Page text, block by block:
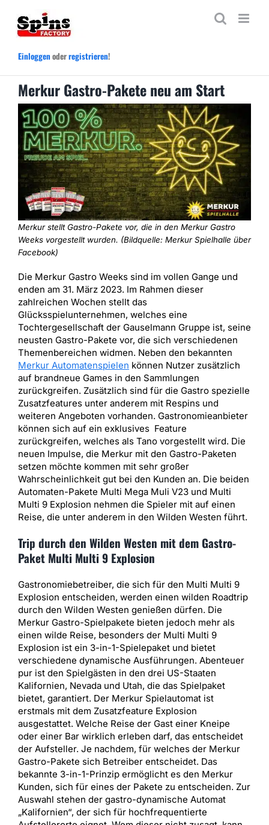
Inhalt
springen
Einloggenoderregistrieren!
Merkur Gastro-Pakete neu am Start
Merkur stellt Gastro-Pakete vor, die in den Merkur Gastro
Weeks vorgestellt wurden. (Bildquelle: Merkur Spielhalle über
Facebook)
Die Merkur Gastro Weeks sind im vollen Gange und
enden am 31. März 2023. Im Rahmen dieser
zahlreichen Wochen stellt das
Glücksspielunternehmen, welches eine
Tochtergesellschaft der Gauselmann Gruppe ist, seine
neusten Gastro-Pakete vor, die sich verschiedenen
Themenbereichen widmen. Neben den bekannten
Merkur Automatenspielen können Nutzer zusätzlich
auf brandneue Games in den Sammlungen
zurückgreifen. Zusätzlich sind für die Gastro spezielle
Zusatzfeatures unter anderem mit Respins und
weiteren Angeboten vorhanden. Gastronomieanbieter
können sich auf ein exklusives Feature
zurückgreifen, welches als Tano vorgestellt wird. Die
neuen Impulse, die Merkur mit den Gastro-Paketen
setzen möchte kommen mit sehr großer
Wahrscheinlichkeit gut bei den Kunden an. Die beiden
Automaten-Pakete Multi Mega Muli V23 und Multi
Multi 9 Explosion nehmen die Spieler mit auf einen
Reise, die unter anderem in den Wilden Westen führt.
Trip durch den Wilden Westen mit dem Gastro-
Paket Multi Multi 9 Explosion
Gastronomiebetreiber, die sich für den Multi Multi 9
Explosion entscheiden, werden einen wilden Roadtrip
durch den Wilden Westen genießen dürfen. Die
Merkur Gastro-Spielpakete bieten jedoch mehr als
einen wilde Reise, besonders der Multi Multi 9
Explosion ist ein 3-in-1-Spielepaket und bietet
verschiedene dynamische Ausführungen. Abenteuer
pur ist den Spielgästen in den drei US-Staaten
Kalifornien, Nevada und Utah, die das Spielpaket
bietet, garantiert. Der Merkur Spielautomat ist
erstmals mit dem Zusatzfeature Explosion
ausgestattet. Welche Reise der Gast einer Kneipe
oder einer Bar wirklich erleben darf, das entscheidet
der Aufsteller. Je nachdem, für welches der Merkur
Gastro-Pakete sich Betreiber entscheidet. Das
bekannte 3-in-1-Prinzip ermöglicht es den Merkur
Kunden, sich für eines der Pakete zu entscheiden. Zur
Auswahl stehen der gastro-dynamische Automat
„Kalifornien“, der sich für hochfrequentierte